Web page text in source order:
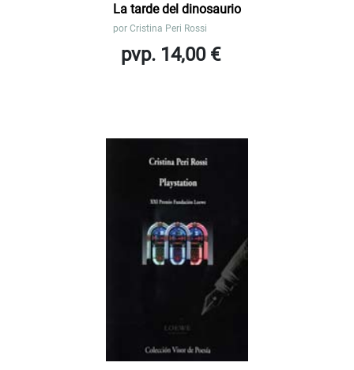
La tarde del dinosaurio
por Cristina Peri Rossi
pvp. 14,00 €